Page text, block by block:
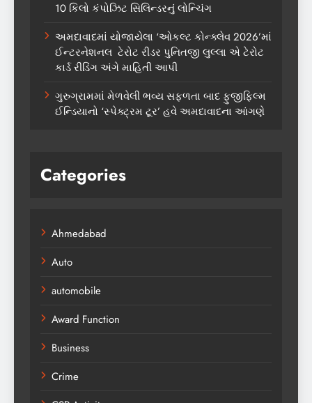
10 કિલો કંપોઝિટ સિલિન્ડરનું લોન્ચિંગ
અમદાવાદમાં યોજાયેલા ‘ઓકલ્ટ કોન્ક્લેવ 2026’માં
ઈન્ટરનેશનલ ટેરોટ રીડર પુનિતજી લુલ્લા એ ટેરોટ
કાર્ડ રીડિંગ અંગે માહિતી આપી
ગુરુગ્રામમાં મેળવેલી ભવ્ય સફળતા બાદ ફુજીફિલ્મ
ઈન્ડિયાનો ‘સ્પેક્ટ્રમ ટૂર’ હવે અમદાવાદના આંગણે
Categories
Ahmedabad
Auto
automobile
Award Function
Business
Crime